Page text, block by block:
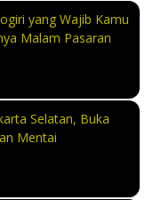
yang Wajib Kamu
Malam Pasaran
Selatan, Buka
Mentai